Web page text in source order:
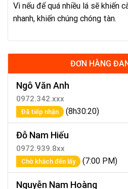
Vì nếu để quá nhiều lá sẽ khiến
nhanh, khiến chúng chóng tàn.
ĐƠN HÀNG
Ngô Văn Anh
0972.342.xxx
Đã tiếp nhận (8h30:20)
Đỗ Nam Hiếu
0972.939.8xx
Chờ khách đến lấy (7:00 PM)
Nguyễn Nam Hoàng